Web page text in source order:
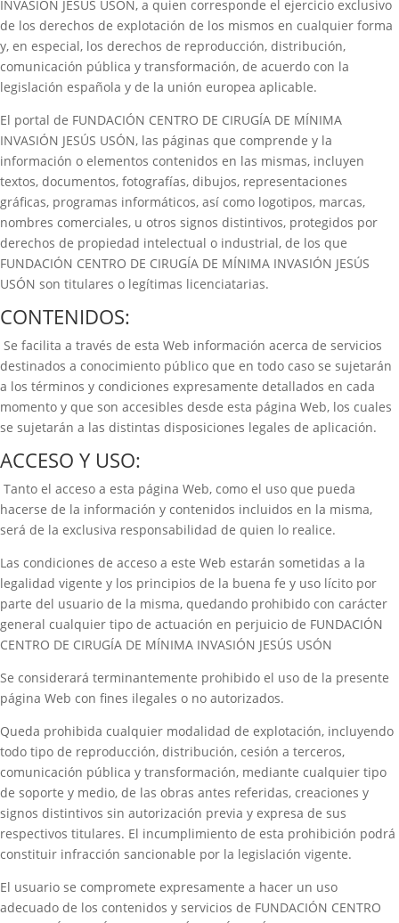
INVASIÓN JESÚS USÓN, a quien corresponde el ejercicio exclusivo
de los derechos de explotación de los mismos en cualquier forma
y, en especial, los derechos de reproducción, distribución,
comunicación pública y transformación, de acuerdo con la
legislación española y de la unión europea aplicable.
El portal de FUNDACIÓN CENTRO DE CIRUGÍA DE MÍNIMA
INVASIÓN JESÚS USÓN, las páginas que comprende y la
información o elementos contenidos en las mismas, incluyen
textos, documentos, fotografías, dibujos, representaciones
gráficas, programas informáticos, así como logotipos, marcas,
nombres comerciales, u otros signos distintivos, protegidos por
derechos de propiedad intelectual o industrial, de los que
FUNDACIÓN CENTRO DE CIRUGÍA DE MÍNIMA INVASIÓN JESÚS
USÓN son titulares o legítimas licenciatarias.
CONTENIDOS:
Se facilita a través de esta Web información acerca de servicios
destinados a conocimiento público que en todo caso se sujetarán
a los términos y condiciones expresamente detallados en cada
momento y que son accesibles desde esta página Web, los cuales
se sujetarán a las distintas disposiciones legales de aplicación.
ACCESO Y USO:
Tanto el acceso a esta página Web, como el uso que pueda
hacerse de la información y contenidos incluidos en la misma,
será de la exclusiva responsabilidad de quien lo realice.
Las condiciones de acceso a este Web estarán sometidas a la
legalidad vigente y los principios de la buena fe y uso lícito por
parte del usuario de la misma, quedando prohibido con carácter
general cualquier tipo de actuación en perjuicio de FUNDACIÓN
CENTRO DE CIRUGÍA DE MÍNIMA INVASIÓN JESÚS USÓN
Se considerará terminantemente prohibido el uso de la presente
página Web con fines ilegales o no autorizados.
Queda prohibida cualquier modalidad de explotación, incluyendo
todo tipo de reproducción, distribución, cesión a terceros,
comunicación pública y transformación, mediante cualquier tipo
de soporte y medio, de las obras antes referidas, creaciones y
signos distintivos sin autorización previa y expresa de sus
respectivos titulares. El incumplimiento de esta prohibición podrá
constituir infracción sancionable por la legislación vigente.
El usuario se compromete expresamente a hacer un uso
adecuado de los contenidos y servicios de FUNDACIÓN CENTRO